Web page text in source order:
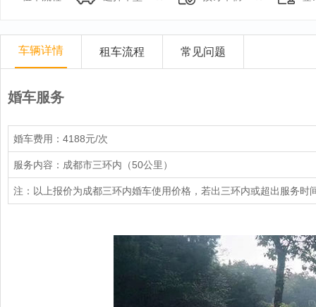
车辆详情 租车流程 常见问题
婚车服务
婚车费用：4188元/次
服务内容：成都市三环内（50公里）
注：以上报价为成都三环内婚车使用价格，若出三环内或超出服务时